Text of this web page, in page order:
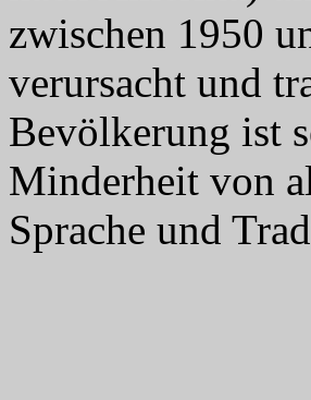
zwischen 1950
verursacht und
Bevölkerung ist
Minderheit von
Sprache und